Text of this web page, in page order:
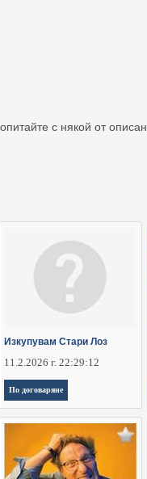
с някой от
Изкупувам Стари Лоз
11.2.2026 г. 22:29:12
По договаряне